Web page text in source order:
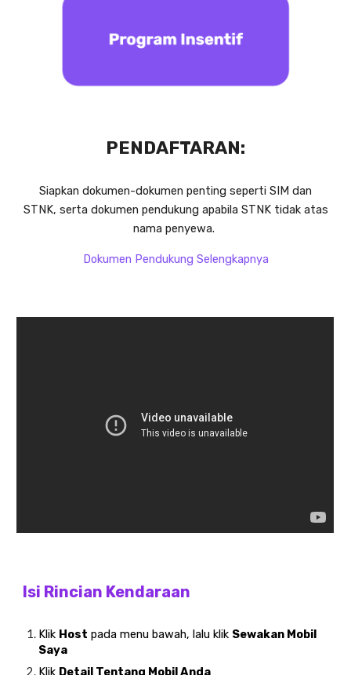
PENDAFTARAN:
Siapkan dokumen-dokumen penting seperti SIM dan
STNK, serta dokumen pendukung apabila STNK tidak atas
nama penyewa.
Dokumen Pendukung Selengkapnya
Isi Rincian Kendaraan
Klik Host pada menu bawah, lalu klik Sewakan Mobil
Saya
Klik Detail Tentang Mobil Anda